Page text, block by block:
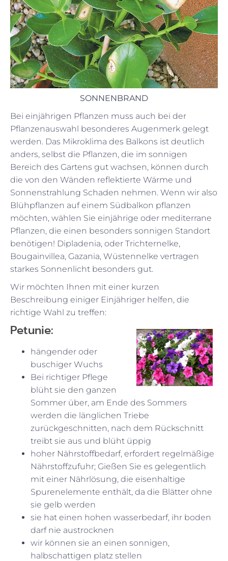
SONNENBRAND
Bei einjährigen Pflanzen muss auch bei der
Pflanzenauswahl besonderes Augenmerk gelegt
werden. Das Mikroklima des Balkons ist deutlich
anders, selbst die Pflanzen, die im sonnigen
Bereich des Gartens gut wachsen, können durch
die von den Wänden reflektierte Wärme und
Sonnenstrahlung Schaden nehmen. Wenn wir also
Blühpflanzen auf einem Südbalkon pflanzen
möchten, wählen Sie einjährige oder mediterrane
Pflanzen, die einen besonders sonnigen Standort
benötigen! Dipladenia, oder Trichternelke,
Bougainvillea, Gazania, Wüstennelke vertragen
starkes Sonnenlicht besonders gut.
Wir möchten Ihnen mit einer kurzen
Beschreibung einiger Einjähriger helfen, die
richtige Wahl zu treffen:
Petunie:
hängender oder
buschiger Wuchs
Bei richtiger Pflege
blüht sie den ganzen
Sommer über, am Ende des Sommers
werden die länglichen Triebe
zurückgeschnitten, nach dem Rückschnitt
treibt sie aus und blüht üppig
hoher Nährstoffbedarf, erfordert regelmäßige
Nährstoffzufuhr; Gießen Sie es gelegentlich
mit einer Nährlösung, die eisenhaltige
Spurenelemente enthält, da die Blätter ohne
sie gelb werden
sie hat einen hohen wasserbedarf, ihr boden
darf nie austrocknen
wir können sie an einen sonnigen,
halbschattigen platz stellen